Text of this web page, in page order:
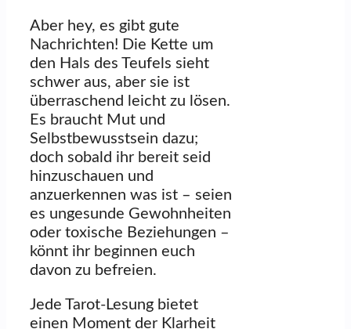
Aber hey, es gibt gute
Nachrichten! Die Kette um
den Hals des Teufels sieht
schwer aus, aber sie ist
überraschend leicht zu lösen.
Es braucht Mut und
Selbstbewusstsein dazu;
doch sobald ihr bereit seid
hinzuschauen und
anzuerkennen was ist – seien
es ungesunde Gewohnheiten
oder toxische Beziehungen –
könnt ihr beginnen euch
davon zu befreien.
Jede Tarot-Lesung bietet
einen Moment der Klarheit